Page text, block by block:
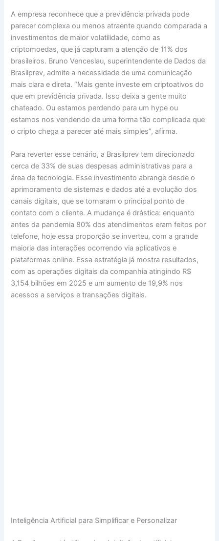
A empresa reconhece que a previdência privada pode
parecer complexa ou menos atraente quando comparada a
investimentos de maior volatilidade, como as
criptomoedas, que já capturam a atenção de 11% dos
brasileiros. Bruno Venceslau, superintendente de Dados da
Brasilprev, admite a necessidade de uma comunicação
mais clara e direta. “Mais gente investe em criptoativos do
que em previdência privada. Isso deixa a gente muito
chateado. Ou estamos perdendo para um hype ou
estamos nos vendendo de uma forma tão complicada que
o cripto chega a parecer até mais simples”, afirma.
Para reverter esse cenário, a Brasilprev tem direcionado
cerca de 33% de suas despesas administrativas para a
área de tecnologia. Esse investimento abrange desde o
aprimoramento de sistemas e dados até a evolução dos
canais digitais, que se tornaram o principal ponto de
contato com o cliente. A mudança é drástica: enquanto
antes da pandemia 80% dos atendimentos eram feitos por
telefone, hoje essa proporção se inverteu, com a grande
maioria das interações ocorrendo via aplicativos e
plataformas online. Essa estratégia já mostra resultados,
com as operações digitais da companhia atingindo R$
3,154 bilhões em 2025 e um aumento de 19,9% nos
acessos a serviços e transações digitais.
Inteligência Artificial para Simplificar e Personalizar